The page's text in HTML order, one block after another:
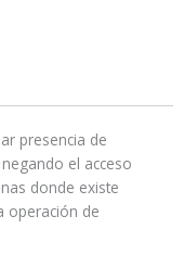
presencia de
el acceso
donde existe
operación de